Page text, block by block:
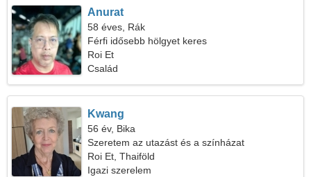
Anurat
58 éves, Rák
Férfi idősebb hölgyet keres
Roi Et
Család
Kwang
56 év, Bika
Szeretem az utazást és a színházat
Roi Et, Thaiföld
Igazi szerelem